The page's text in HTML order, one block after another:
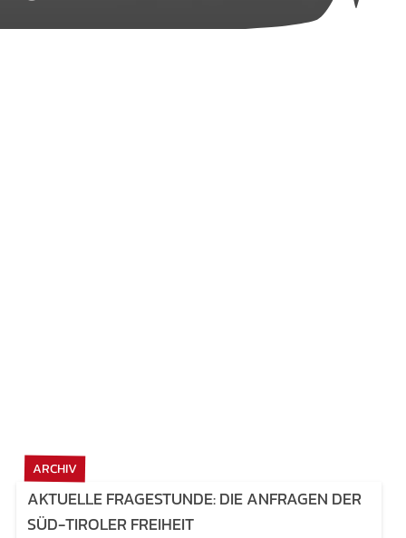
ARCHIV
AKTUELLE FRAGESTUNDE: DIE ANFRAGEN DER
SÜD-TIROLER FREIHEIT